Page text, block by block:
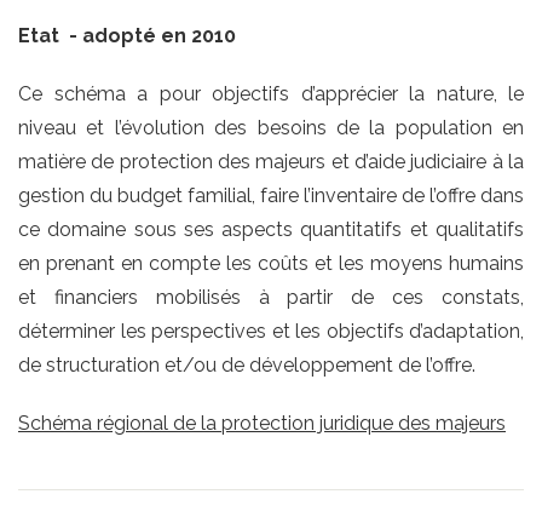
Etat - adopté en 2010
Ce schéma a pour objectifs d’apprécier la nature, le
niveau et l’évolution des besoins de la population en
matière de protection des majeurs et d’aide judiciaire à la
gestion du budget familial, faire l’inventaire de l’offre dans
ce domaine sous ses aspects quantitatifs et qualitatifs
en prenant en compte les coûts et les moyens humains
et financiers mobilisés à partir de ces constats,
déterminer les perspectives et les objectifs d’adaptation,
de structuration et/ou de développement de l’offre.
Schéma régional de la protection juridique des majeurs